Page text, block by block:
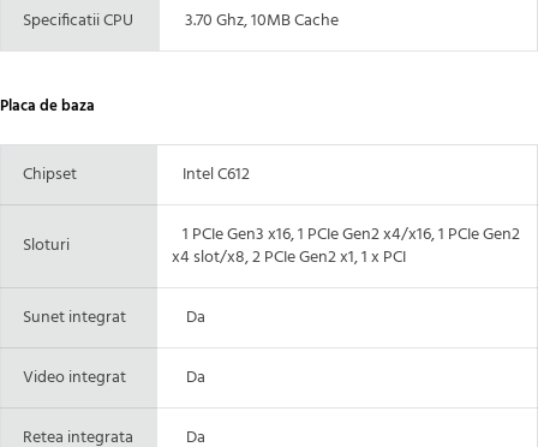
Specificatii CPU 3.70 Ghz, 10MB Cache
Placa de baza
Chipset Intel C612
Sloturi
1 PCIe Gen3 x16, 1 PCIe Gen2 x4/x16, 1 PCIe Gen2
x4 slot/x8, 2 PCIe Gen2 x1, 1 x PCI
Sunet integrat Da
Video integrat Da
Retea integrata Da